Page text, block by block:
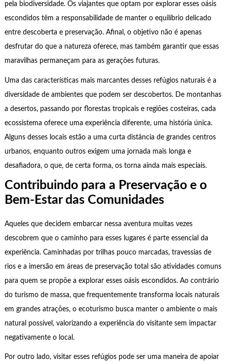
pela biodiversidade. Os viajantes que optam por explorar esses oásis
escondidos têm a responsabilidade de manter o equilíbrio delicado
entre descoberta e preservação. Afinal, o objetivo não é apenas
desfrutar do que a natureza oferece, mas também garantir que essas
maravilhas permaneçam para as gerações futuras.
Uma das características mais marcantes desses refúgios naturais é a
diversidade de ambientes que podem ser descobertos. De montanhas
a desertos, passando por florestas tropicais e regiões costeiras, cada
ecossistema oferece uma experiência diferente, uma história única.
Alguns desses locais estão a uma curta distância de grandes centros
urbanos, enquanto outros exigem uma jornada mais longa e
desafiadora, o que, de certa forma, os torna ainda mais especiais.
Contribuindo para a Preservação e o
Bem-Estar das Comunidades
Aqueles que decidem embarcar nessa aventura muitas vezes
descobrem que o caminho para esses lugares é parte essencial da
experiência. Caminhadas por trilhas pouco marcadas, travessias de
rios e a imersão em áreas de preservação total são atividades comuns
para quem se propõe a explorar esses oásis escondidos. Ao contrário
do turismo de massa, que frequentemente transforma locais naturais
em grandes atrações, o ecoturismo busca manter o ambiente o mais
natural possível, valorizando a experiência do visitante sem impactar
negativamente o local.
Por outro lado, visitar esses refúgios pode ser uma maneira de apoiar